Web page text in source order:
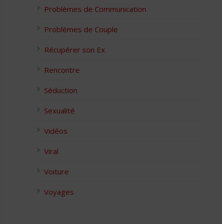
Problèmes de Communication
Problèmes de Couple
Récupérer son Ex
Rencontre
Séduction
Sexualité
Vidéos
Viral
Voiture
Voyages